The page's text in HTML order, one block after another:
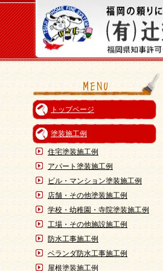
トップページ
塗装施工例
住宅塗装施工例
アパート塗装施工例
ビル・マンション塗装施工例
店舗・その他塗装施工例
学校・幼稚園・寺院塗装施工例
工場・その他施設施工例
防水工事施工例
ベランダ防水工事施工例
屋根塗装施工例